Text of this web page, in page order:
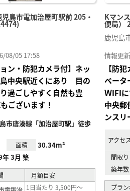
島市電加治屋町駅前 205・
08/05 17:58
ン・防犯カメラ付】ネッ
島中央駅近くにあり 目の
過ごしやすく自然も豊
ございます！
市唐湊線「加治屋町駅」徒歩
面積 30.34m²
3月 築
月額目安
1日当たり 3,500円～
Kマン
便局）
鹿児島
情報更
【防
ベータ
ＷIFI
中央郵
ンスリ
アクセス
間取り
築年数
プラ